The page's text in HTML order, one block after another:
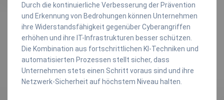
Durch die kontinuierliche Verbesserung der Prävention
und Erkennung von Bedrohungen können Unternehmen
ihre Widerstandsfähigkeit gegenüber Cyberangriffen
erhöhen und ihre IT-Infrastrukturen besser schützen.
Die Kombination aus fortschrittlichen KI-Techniken und
automatisierten Prozessen stellt sicher, dass
Unternehmen stets einen Schritt voraus sind und ihre
Netzwerk-Sicherheit auf höchstem Niveau halten.